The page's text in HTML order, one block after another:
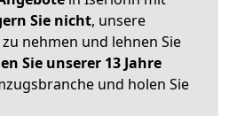
Sie nicht, unsere
nehmen und lehnen Sie
Sie unserer 13 Jahre
und holen Sie